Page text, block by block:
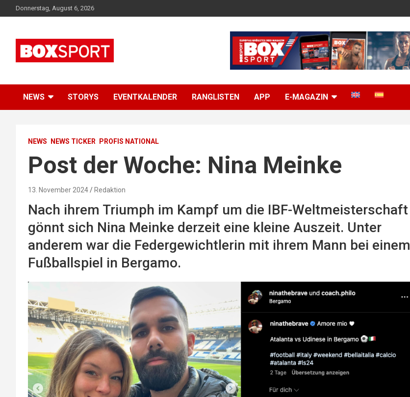
to
Donnerstag, August 6, 2026
NEWS STORYS EVENTKALENDER RANGLISTEN APP E-MAGAZIN
NEWS NEWS TICKER PROFIS NATIONAL
Post der Woche: Nina Meinke
13. November 2024 Redaktion
Nach ihrem Triumph im Kampf um die IBF-Weltmeisterschaft
gönnt sich Nina Meinke derzeit eine kleine Auszeit. Unter
anderem war die Federgewichtlerin mit ihrem Mann bei einem
Fußballspiel in Bergamo.